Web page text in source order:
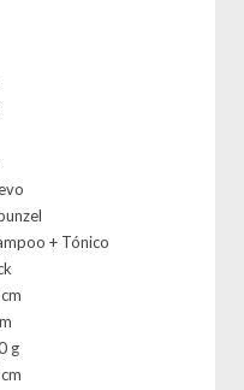
+ Tónico
g